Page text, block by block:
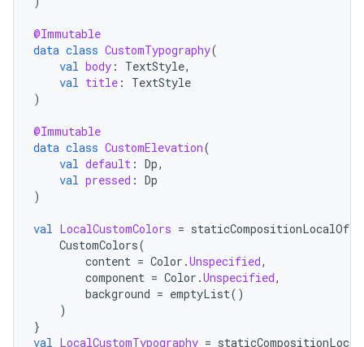
@Immutable
data class CustomTypography(
val body : TextStyle,
val title :
TextStyle
)
@Immutable
data class CustomElevation(
val default : Dp,
val pressed : Dp
)
val LocalCustomColors = staticCompositionLocalOf
CustomColors(
content = Color .Unspecified,
component = Color .Unspecified,
background = emptyList()
)
}
val LocalCustomTypography =